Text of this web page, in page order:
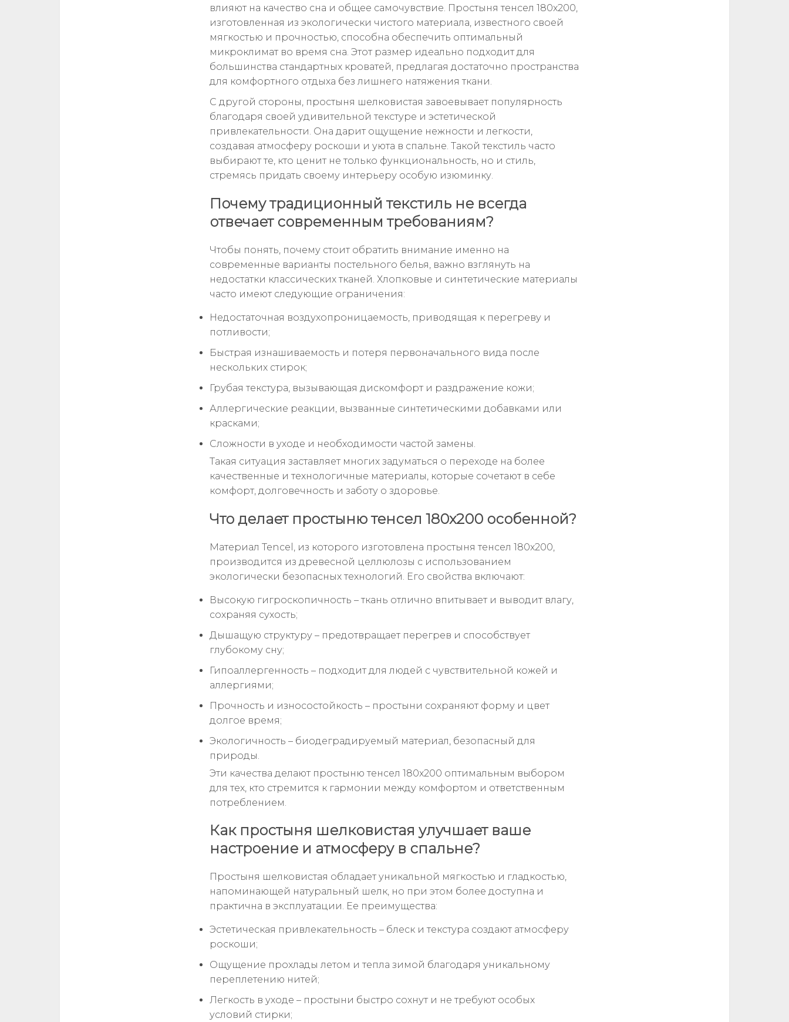
влияют на качество сна и общее самочувствие. Простыня тенсел 180x200,
изготовленная из экологически чистого материала, известного своей
мягкостью и прочностью, способна обеспечить оптимальный
микроклимат во время сна. Этот размер идеально подходит для
большинства стандартных кроватей, предлагая достаточно пространства
для комфортного отдыха без лишнего натяжения ткани.
С другой стороны, простыня шелковистая завоевывает популярность
благодаря своей удивительной текстуре и эстетической
привлекательности. Она дарит ощущение нежности и легкости,
создавая атмосферу роскоши и уюта в спальне. Такой текстиль часто
выбирают те, кто ценит не только функциональность, но и стиль,
стремясь придать своему интерьеру особую изюминку.
Почему традиционный текстиль не всегда
отвечает современным требованиям?
Чтобы понять, почему стоит обратить внимание именно на
современные варианты постельного белья, важно взглянуть на
недостатки классических тканей. Хлопковые и синтетические материалы
часто имеют следующие ограничения:
Недостаточная воздухопроницаемость, приводящая к перегреву и
потливости;
Быстрая изнашиваемость и потеря первоначального вида после
нескольких стирок;
Грубая текстура, вызывающая дискомфорт и раздражение кожи;
Аллергические реакции, вызванные синтетическими добавками или
красками;
Сложности в уходе и необходимости частой замены.
Такая ситуация заставляет многих задуматься о переходе на более
качественные и технологичные материалы, которые сочетают в себе
комфорт, долговечность и заботу о здоровье.
Что делает простыню тенсел 180x200 особенной?
Материал Tencel, из которого изготовлена простыня тенсел 180x200,
производится из древесной целлюлозы с использованием
экологически безопасных технологий. Его свойства включают:
Высокую гигроскопичность – ткань отлично впитывает и выводит влагу,
сохраняя сухость;
Дышащую структуру – предотвращает перегрев и способствует
глубокому сну;
Гипоаллергенность – подходит для людей с чувствительной кожей и
аллергиями;
Прочность и износостойкость – простыни сохраняют форму и цвет
долгое время;
Экологичность – биодеградируемый материал, безопасный для
природы.
Эти качества делают простыню тенсел 180x200 оптимальным выбором
для тех, кто стремится к гармонии между комфортом и ответственным
потреблением.
Как простыня шелковистая улучшает ваше
настроение и атмосферу в спальне?
Простыня шелковистая обладает уникальной мягкостью и гладкостью,
напоминающей натуральный шелк, но при этом более доступна и
практична в эксплуатации. Ее преимущества:
Эстетическая привлекательность – блеск и текстура создают атмосферу
роскоши;
Ощущение прохлады летом и тепла зимой благодаря уникальному
переплетению нитей;
Легкость в уходе – простыни быстро сохнут и не требуют особых
условий стирки;